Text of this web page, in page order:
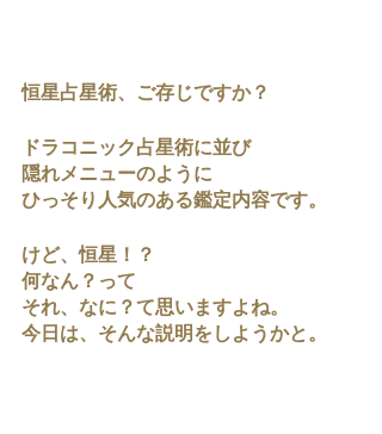
恒星占星術、ご存じですか？
ドラコニック占星術に並び
隠れメニューのように
ひっそり人気のある鑑定内容です。
けど、恒星！？
何なん？って
それ、なに？て思いますよね。
今日は、そんな説明をしようかと。